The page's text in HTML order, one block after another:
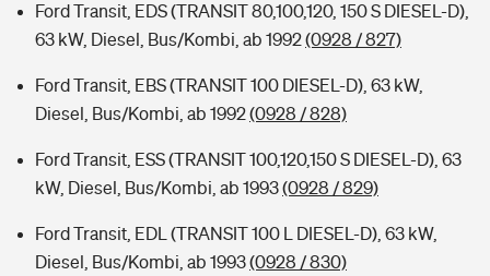
Ford Transit, EDS (TRANSIT 80,100,120, 150 S DIESEL-D),
63 kW, Diesel, Bus/Kombi, ab 1992(0928 / 827)
Ford Transit, EBS (TRANSIT 100 DIESEL-D), 63 kW,
Diesel, Bus/Kombi, ab 1992(0928 / 828)
Ford Transit, ESS (TRANSIT 100,120,150 S DIESEL-D), 63
kW, Diesel, Bus/Kombi, ab 1993(0928 / 829)
Ford Transit, EDL (TRANSIT 100 L DIESEL-D), 63 kW,
Diesel, Bus/Kombi, ab 1993(0928 / 830)